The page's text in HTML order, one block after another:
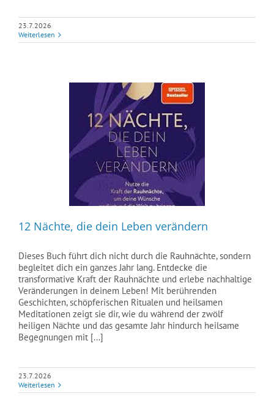
23.7.2026
Weiterlesen
12 Nächte, die dein Leben verändern
Dieses Buch führt dich nicht durch die Rauhnächte, sondern
begleitet dich ein ganzes Jahr lang. Entdecke die
transformative Kraft der Rauhnächte und erlebe nachhaltige
Veränderungen in deinem Leben! Mit berührenden
Geschichten, schöpferischen Ritualen und heilsamen
Meditationen zeigt sie dir, wie du während der zwölf
heiligen Nächte und das gesamte Jahr hindurch heilsame
Begegnungen mit [...]
23.7.2026
Weiterlesen